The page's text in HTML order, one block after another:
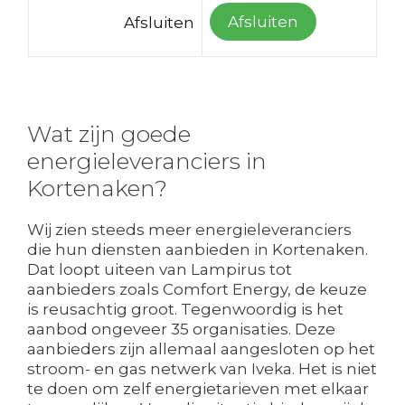
Afsluiten Afsluiten
Wat zijn goede
energieleveranciers in
Kortenaken?
Wij zien steeds meer energieleveranciers
die hun diensten aanbieden in Kortenaken.
Dat loopt uiteen van Lampirus tot
aanbieders zoals Comfort Energy, de keuze
is reusachtig groot. Tegenwoordig is het
aanbod ongeveer 35 organisaties. Deze
aanbieders zijn allemaal aangesloten op het
stroom- en gas netwerk van Iveka. Het is niet
te doen om zelf energietarieven met elkaar